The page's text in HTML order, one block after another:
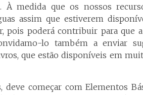
À medida que os nossos
assim que estiverem
pois poderá contribuir para que
lo também a enviar
que estão disponíveis em
começar com Elementos